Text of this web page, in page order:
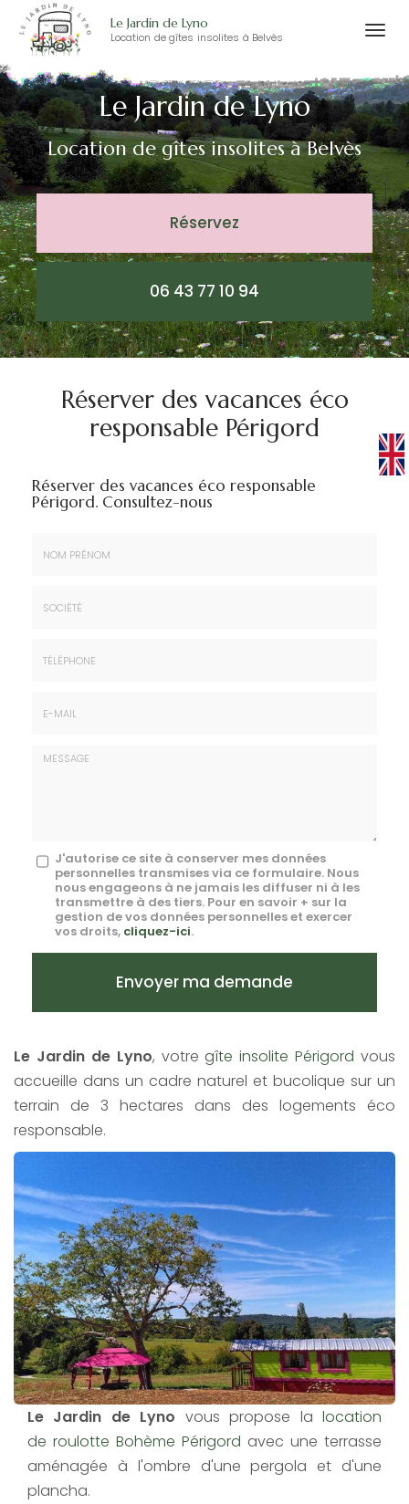
au
contenu
principal
Le Jardin de Lyno
Location de gîtes insolites à Belvès
Le Jardin de Lyno
Location de gîtes insolitesà Belvès
Réservez
06 43 77 10 94
Réserver des vacances éco
responsable Périgord
Réserver des vacances éco responsable
Périgord. Consultez-nous
Message
J'autorise ce site à conserver mes données
personnelles transmises via ce formulaire. Nous
nous engageons à ne jamais les diffuser ni à les
transmettre à des tiers. Pour en savoir + sur la
gestion de vos données personnelles et exercer
vos droits, cliquez-ici.
Acceptation
Envoyer ma demande
Le Jardin de Lyno, votregîte insolite Périgord vous
accueille dans un cadre naturel et bucolique sur un
terrain de 3 hectares dans des logements éco
responsable.
Le Jardin de Lyno vous propose lalocation
de roulotte Bohème Périgord avec une terrasse
aménagée à l'ombre d'une pergola et d'une
plancha.